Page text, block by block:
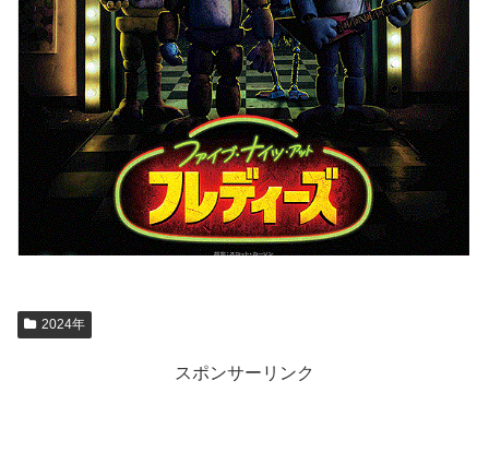
2024年
スポンサーリンク